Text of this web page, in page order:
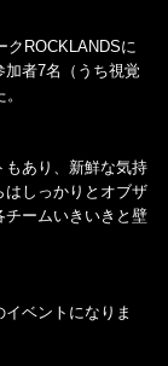
クROCKLANDSに
者7名（うち視覚
もあり、新鮮な気持
はしっかりとオブザ
チームいきいきと壁
ベントになりま